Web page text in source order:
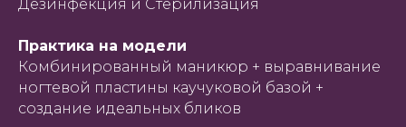
Дезинфекция и Стерилизация
Практика на модели
Комбинированный маникюр + выравнивание
ногтевой пластины каучуковой базой +
создание идеальных бликов